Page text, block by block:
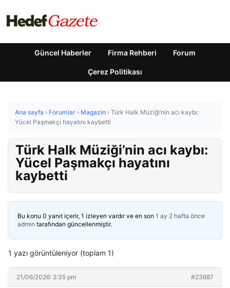
Güncel Haberler Firma Rehberi Forum
Çerez Politikası
Ana sayfa › Forumlar › Magazin › Türk Halk Müziği’nin acı kaybı:
Yücel Paşmakçı hayatını kaybetti
Türk Halk Müziği’nin acı kaybı:
Yücel Paşmakçı hayatını
kaybetti
Bu konu 0 yanıt içerir, 1 izleyen vardır ve en son 1 ay 2 hafta önce
admin tarafından güncellenmiştir.
1 yazı görüntüleniyor (toplam 1)
21/06/2026: 2:35 pm #23687